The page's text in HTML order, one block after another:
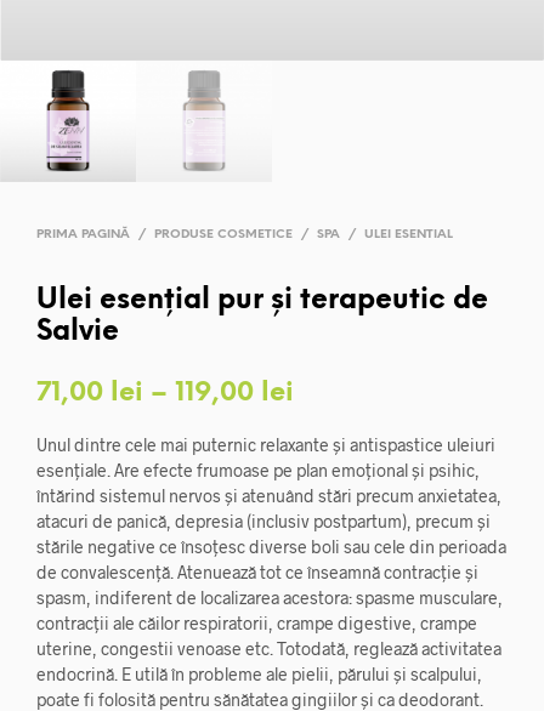
PRIMA PAGINĂ / PRODUSE COSMETICE / SPA / ULEI ESENTIAL
Ulei esențial pur și terapeutic de
Salvie
71,00 lei – 119,00 lei
de
prețuri:
71,00 lei
până
la
119,00 lei
Unul dintre cele mai puternic relaxante și antispastice uleiuri
esențiale. Are efecte frumoase pe plan emoțional și psihic,
întărind sistemul nervos și atenuând stări precum anxietatea,
atacuri de panică, depresia (inclusiv postpartum), precum și
stările negative ce însoțesc diverse boli sau cele din perioada
de convalescență. Atenuează tot ce înseamnă contracție și
spasm, indiferent de localizarea acestora: spasme musculare,
contracții ale căilor respiratorii, crampe digestive, crampe
uterine, congestii venoase etc. Totodată, reglează activitatea
endocrină. E utilă în probleme ale pielii, părului și scalpului,
poate fi folosită pentru sănătatea gingiilor și ca deodorant.